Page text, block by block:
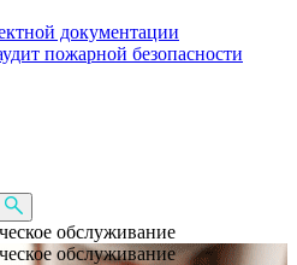
документации
пожарной безопасности
обслуживание
обслуживание